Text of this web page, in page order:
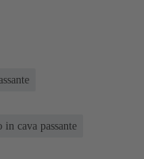
cava passante